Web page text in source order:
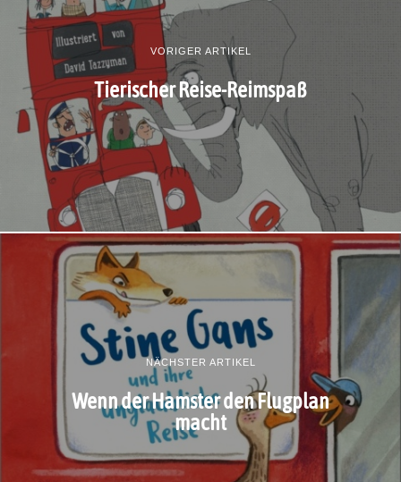
VORIGER ARTIKEL
Tierischer Reise-Reimspaß
NÄCHSTER ARTIKEL
Wenn der Hamster den Flugplan
macht